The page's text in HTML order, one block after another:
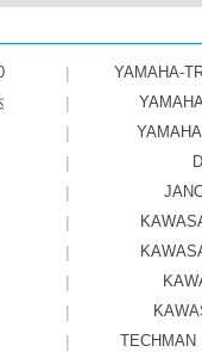
|
YAMAHA-
|
|
|
|
|
|
|
|
| TECHMAN